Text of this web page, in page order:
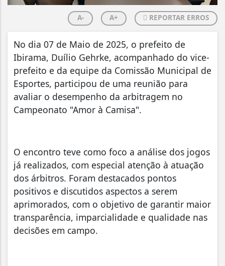
A- A+ REPORTAR ERROS
No dia 07 de Maio de 2025, o prefeito de
Ibirama, Duílio Gehrke, acompanhado do vice-
prefeito e da equipe da Comissão Municipal de
Esportes, participou de uma reunião para
avaliar o desempenho da arbitragem no
Campeonato "Amor à Camisa".
O encontro teve como foco a análise dos jogos
já realizados, com especial atenção à atuação
dos árbitros. Foram destacados pontos
positivos e discutidos aspectos a serem
aprimorados, com o objetivo de garantir maior
transparência, imparcialidade e qualidade nas
decisões em campo.